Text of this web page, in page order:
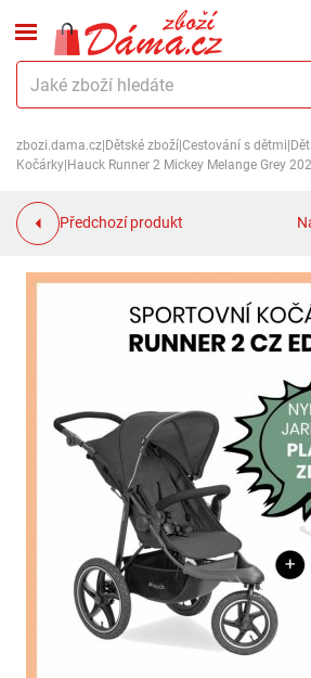
zbozi.dama.cz Dětské zboží Cestování s dětmi
Kočárky Hauck Runner 2 Mickey Melange Grey
Předchozí produkt